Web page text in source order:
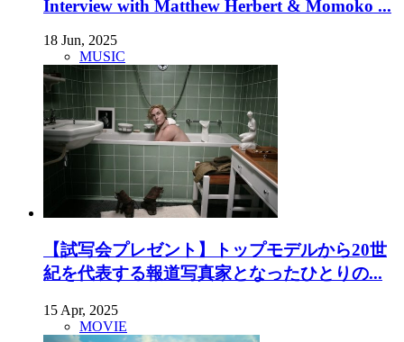
Interview with Matthew Herbert & Momoko ...
18 Jun, 2025
MUSIC
【試写会プレゼント】トップモデルから20世
紀を代表する報道写真家となったひとりの...
15 Apr, 2025
MOVIE